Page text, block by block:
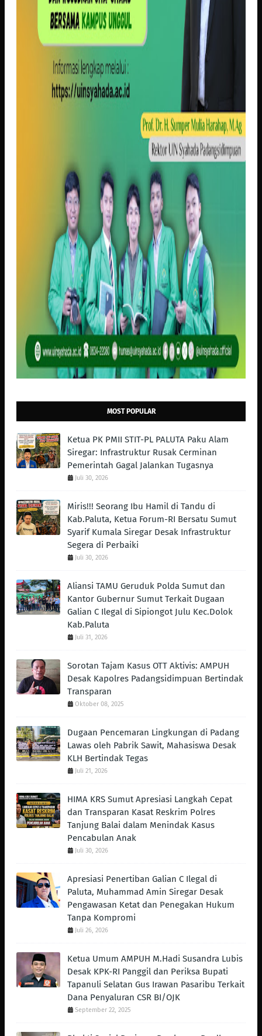
MOST POPULAR
Ketua PK PMII STIT-PL PALUTA Paku Alam
Siregar: Infrastruktur Rusak Cerminan
Pemerintah Gagal Jalankan Tugasnya
Juli 30, 2026
Miris!!! Seorang Ibu Hamil di Tandu di
Kab.Paluta, Ketua Forum-RI Bersatu Sumut
Syarif Kumala Siregar Desak Infrastruktur
Segera di Perbaiki
Juli 30, 2026
Aliansi TAMU Geruduk Polda Sumut dan
Kantor Gubernur Sumut Terkait Dugaan
Galian C Ilegal di Sipiongot Julu Kec.Dolok
Kab.Paluta
Juli 31, 2026
Sorotan Tajam Kasus OTT Aktivis: AMPUH
Desak Kapolres Padangsidimpuan Bertindak
Transparan
Oktober 08, 2025
Dugaan Pencemaran Lingkungan di Padang
Lawas oleh Pabrik Sawit, Mahasiswa Desak
KLH Bertindak Tegas ‎
Juli 21, 2026
HIMA KRS Sumut Apresiasi Langkah Cepat
dan Transparan Kasat Reskrim Polres
Tanjung Balai dalam Menindak Kasus
Pencabulan Anak
Juli 30, 2026
Apresiasi Penertiban Galian C Ilegal di
Paluta, Muhammad Amin Siregar Desak
Pengawasan Ketat dan Penegakan Hukum
Tanpa Kompromi
Juli 26, 2026
Ketua Umum AMPUH M.Hadi Susandra Lubis
Desak KPK-RI Panggil dan Periksa Bupati
Tapanuli Selatan Gus Irawan Pasaribu Terkait
Dana Penyaluran CSR BI/OJK
September 22, 2025